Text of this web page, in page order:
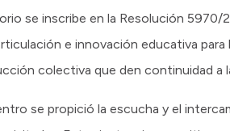
se inscribe en la Resolución 5970/
e innovación educativa
colectiva que den continuidad a
se propició la escucha y el